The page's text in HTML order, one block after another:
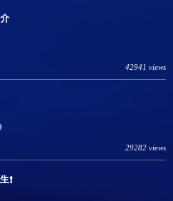
42941 views
29282 views
❗️